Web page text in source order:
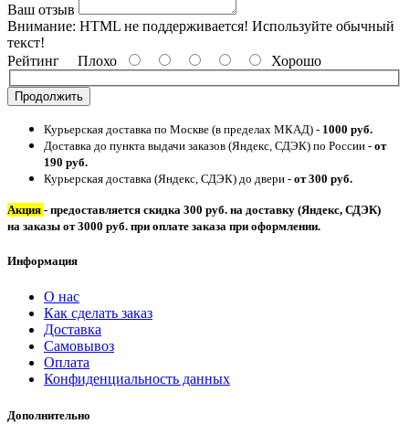
Ваш отзыв
Внимание: HTML не поддерживается! Используйте обычный
текст!
Рейтинг Плохо Хорошо
Продолжить
Курьерская доставка по Москве (в пределах МКАД) - 1000 руб.
Доставка до пункта выдачи заказов (Яндекс, СДЭК) по России - от
190 руб.
Курьерская доставка (Яндекс, СДЭК) до двери - от 300 руб.
Акция - предоставляется скидка 300 руб. на доставку (Яндекс, СДЭК)
на заказы от 3000 руб. при оплате заказа при оформлении.
Информация
О нас
Как сделать заказ
Доставка
Самовывоз
Оплата
Конфиденциальность данных
Дополнительно